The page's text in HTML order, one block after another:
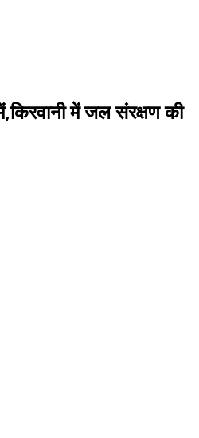
में जल संरक्षण की